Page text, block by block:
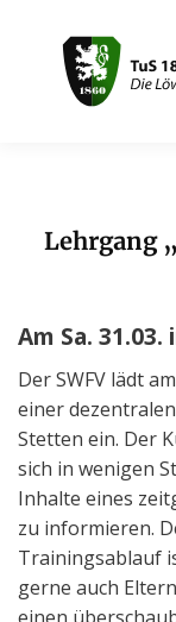
Lehrgang
Am Sa.
Der SWFV lädt
einer
Stetten ein. Der
sich in wenigen
Inhalte eines
zu informieren.
Trainingsablauf
gerne auch